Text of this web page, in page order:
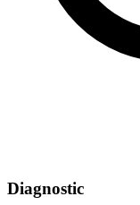
Diagnostic